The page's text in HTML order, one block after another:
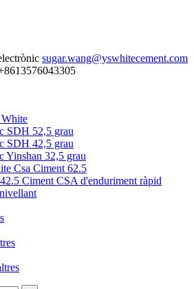
sugar.wang@yswhitecement.com
SDH 52,5 grau
SDH 42,5 grau
Yinshan 32,5 grau
Csa Ciment 62.5
Ciment CSA d'enduriment ràpid